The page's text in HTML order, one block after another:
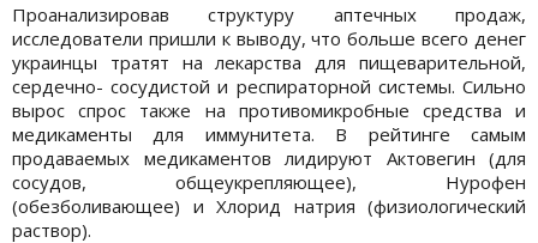
Проанализировав структуру аптечных продаж,
исследователи пришли к выводу, что больше всего денег
украинцы тратят на лекарства для пищеварительной,
сердечно- сосудистой и респираторной системы. Сильно
вырос спрос также на противомикробные средства и
медикаменты для иммунитета. В рейтинге самым
продаваемых медикаментов лидируют Актовегин (для
сосудов, общеукрепляющее), Нурофен
(обезболивающее) и Хлорид натрия (физиологический
раствор).